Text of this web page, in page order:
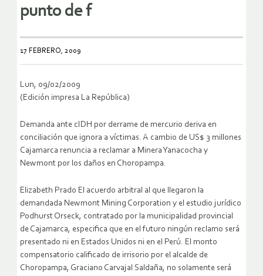
punto de f
17 FEBRERO, 2009
Lun, 09/02/2009
(Edición impresa La República)
Demanda ante cIDH por derrame de mercurio deriva en
conciliación que ignora a víctimas. A cambio de US$ 3 millones
Cajamarca renuncia a reclamar a Minera Yanacocha y
Newmont por los daños en Choropampa.
Elizabeth Prado El acuerdo arbitral al que llegaron la
demandada Newmont Mining Corporation y el estudio jurídico
Podhurst Orseck, contratado por la municipalidad provincial
de Cajamarca, especifica que en el futuro ningún reclamo será
presentado ni en Estados Unidos ni en el Perú. El monto
compensatorio calificado de irrisorio por el alcalde de
Choropampa, Graciano Carvajal Saldaña, no solamente será